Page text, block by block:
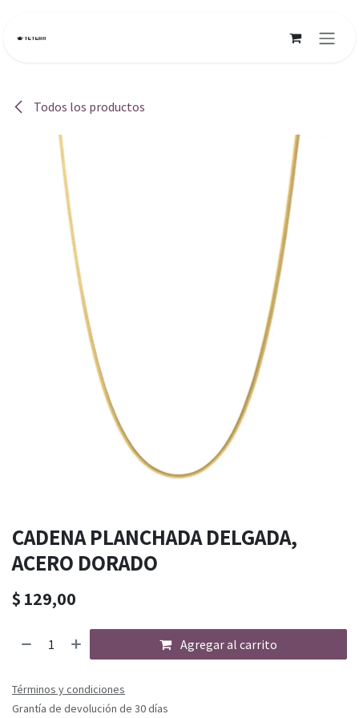
Todos los productos
CADENA PLANCHADA DELGADA,
ACERO DORADO
$ 129,00
Agregar al carrito
Términos y condiciones
Grantía de devolución de 30 días